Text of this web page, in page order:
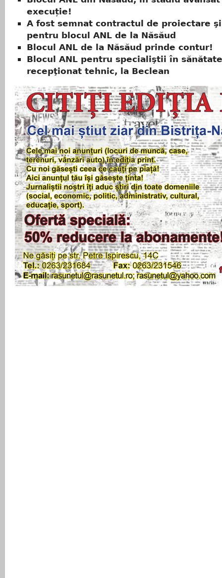
execuție!
A fost semnat contractul de proiectare
pentru blocul ANL de la Năsăud
Blocul ANL de la Năsăud prinde contur!
Blocul ANL pentru specialiştii în
recepţionat tehnic, la Beclean